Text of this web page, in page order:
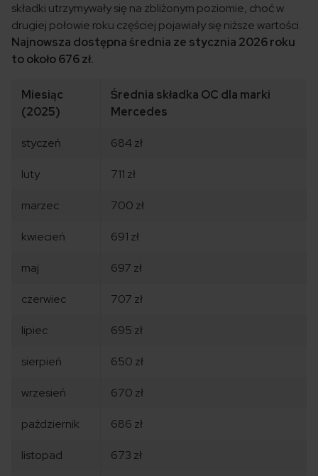
składki utrzymywały się na zbliżonym poziomie, choć w
drugiej połowie roku częściej pojawiały się niższe wartości.
Najnowsza dostępna średnia ze stycznia 2026 roku
to około 676 zł.
Miesiąc
(2025)
Średnia składka OC dla marki
Mercedes
styczeń 684 zł
luty 711 zł
marzec 700 zł
kwiecień 691 zł
maj 697 zł
czerwiec 707 zł
lipiec 695 zł
sierpień 650 zł
wrzesień 670 zł
październik 686 zł
listopad 673 zł